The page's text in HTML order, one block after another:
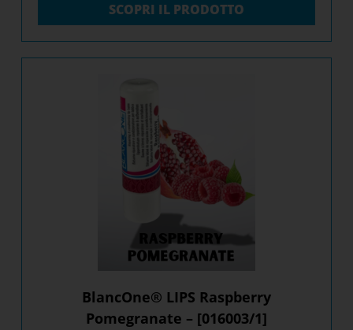
SCOPRI IL PRODOTTO
BlancOne® LIPS Raspberry
Pomegranate – [016003/1]